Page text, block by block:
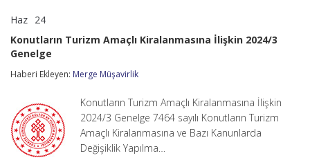
Haz 24
Amaçlı
2024/3
Konutların Turizm Amaçlı Kiralanmasına İlişkin 2024/3
Genelge
Haberi Ekleyen: Merge Müşavirlik
Konutların Turizm Amaçlı Kiralanmasına İlişkin
2024/3 Genelge 7464 sayılı Konutların Turizm
Amaçlı Kiralanmasına ve Bazı Kanunlarda
Değişiklik Yapılma…